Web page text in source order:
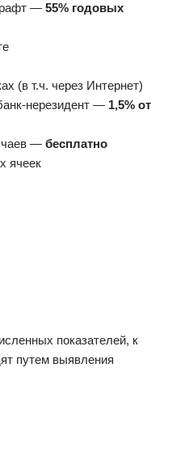
— 55% годовых
(в т.ч. через Интернет)
нерезидент — 1,5% от
— бесплатно
ячеек
показателей, к
путем выявления